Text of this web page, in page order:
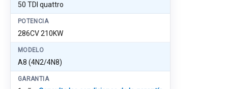
50 TDI quattro
POTENCIA
286CV 210KW
MODELO
A8 (4N2/4N8)
GARANTIA